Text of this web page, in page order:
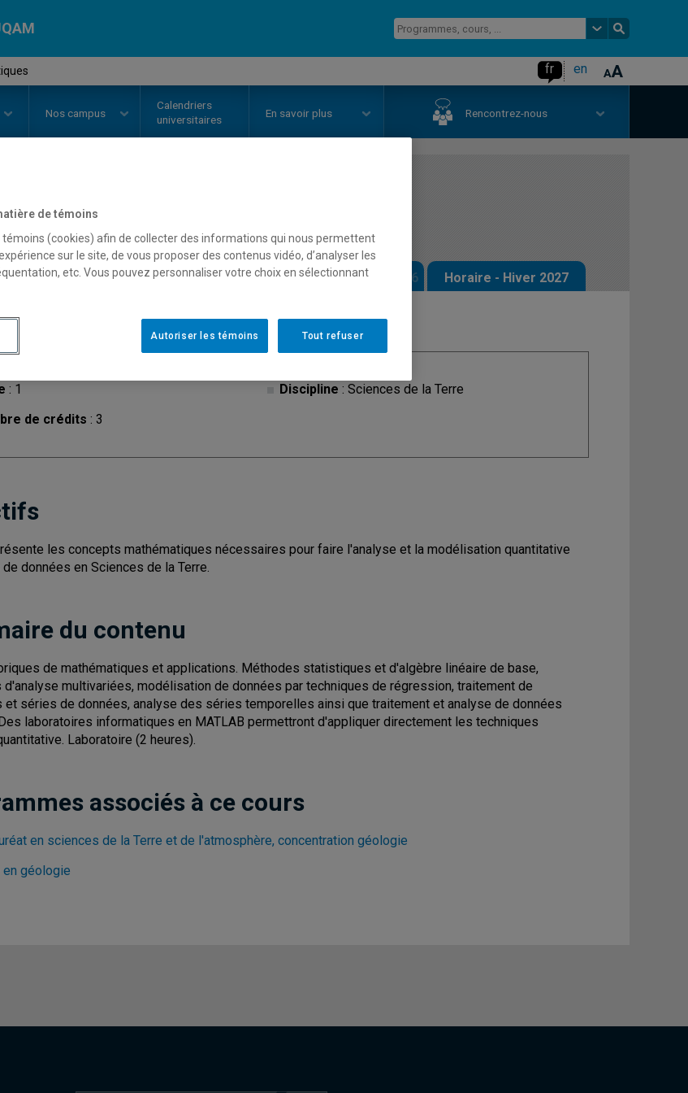
fr en
Nos campus
Calendriers
universitaires
En savoir plus Rencontrez-nous
// SCT2501
Horaire - Été 2026 Horaire - Automne 2026 Horaire - Hiver 2027
: 1
de crédits : 3
Discipline : Sciences de la Terre
les concepts mathématiques nécessaires pour faire l'analyse et la modélisation quantitative
données en Sciences de la Terre.
du contenu
de mathématiques et applications. Méthodes statistiques et d'algèbre linéaire de base,
d'analyse multivariées, modélisation de données par techniques de régression, traitement de
et séries de données, analyse des séries temporelles ainsi que traitement et analyse de données
laboratoires informatiques en MATLAB permettront d'appliquer directement les techniques
Laboratoire (2 heures).
associés à ce cours
en sciences de la Terre et de l'atmosphère, concentration géologie
en géologie
de témoins
témoins (cookies) afin de collecter des informations qui nous permettent
sur le site, de vous proposer des contenus vidéo, d’analyser les
etc. Vous pouvez personnaliser votre choix en sélectionnant
Tout refuser
Autoriser les témoins